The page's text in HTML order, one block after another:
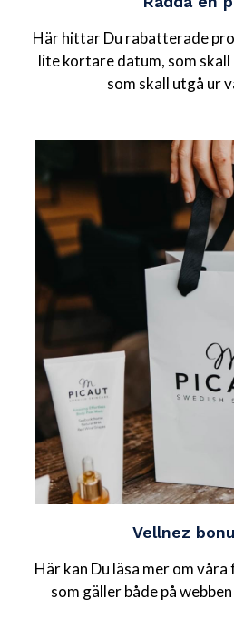
Här hittar Du rabatterade
lite kortare datum, som
som skall utgå ur
Vellnez
Här kan Du läsa mer om
som gäller både på